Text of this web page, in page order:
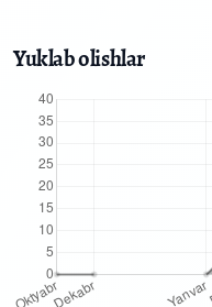
Yuklab olishlar